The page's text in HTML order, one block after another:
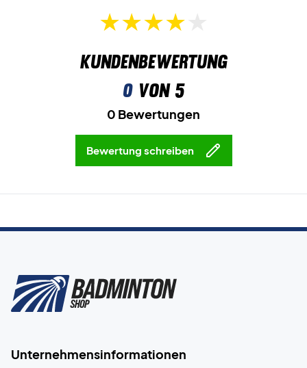
Kundenbewertung
0von 5
0 Bewertungen
Bewertung schreiben
Unternehmensinformationen